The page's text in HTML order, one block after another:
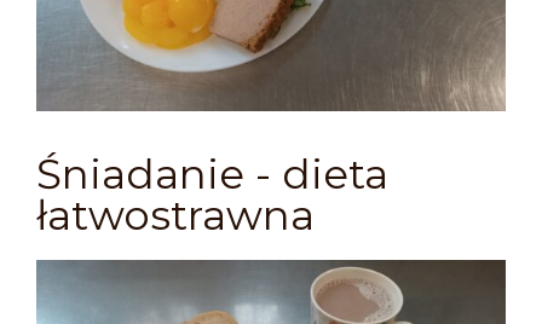
Śniadanie - dieta
łatwostrawna